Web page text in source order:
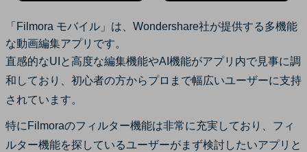
「 Filmora モバイル 」は、Wondershare社が提供する多機能
な動画編集アプリです。
直感的なUIと高度な編集機能やAI機能がアプリ内で見事に調
和しており、初心者の方からプロまで幅広いユーザーに支持
されています。
特にFilmoraのフィルター機能は非常に充実しており、フィ
ルター機能を探しているユーザーがまず検討したいアプリと